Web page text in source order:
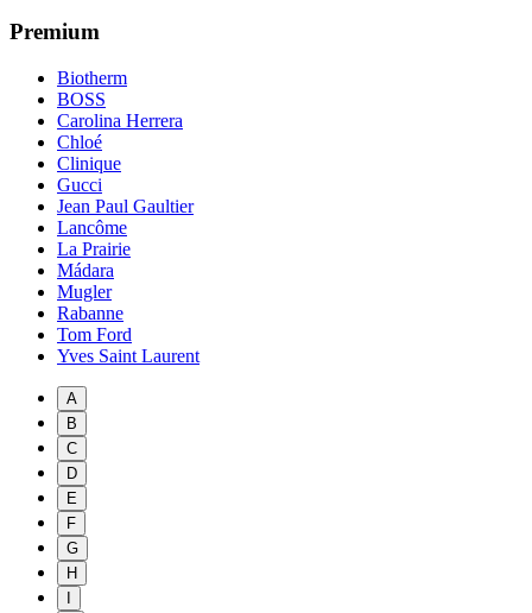
Premium
Biotherm
BOSS
Carolina Herrera
Chloé
Clinique
Gucci
Jean Paul Gaultier
Lancôme
La Prairie
Mádara
Mugler
Rabanne
Tom Ford
Yves Saint Laurent
A
B
C
D
E
F
G
H